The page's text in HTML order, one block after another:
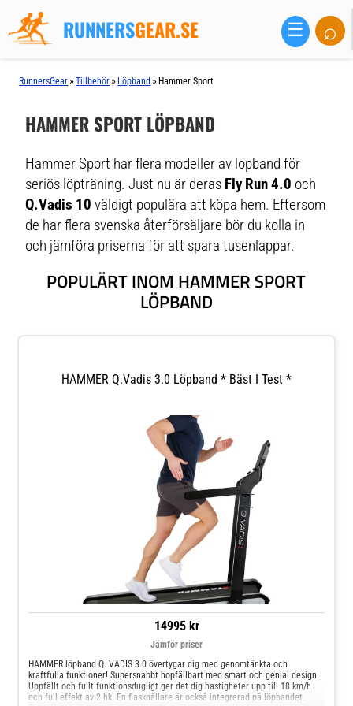
RUNNERSGEAR.SE ☰ ⌕
RunnersGear »Tillbehör » Löpband » Hammer Sport
HAMMER SPORT LÖPBAND
Hammer Sport har flera modeller av löpband för
seriös löpträning. Just nu är deras Fly Run 4.0 och
Q.Vadis 10 väldigt populära att köpa hem. Eftersom
de har flera svenska återförsäljare bör du kolla in
och jämföra priserna för att spara tusenlappar.
POPULÄRT INOM HAMMER SPORT
LÖPBAND
HAMMER Q.Vadis 3.0 Löpband * Bäst I Test *
14995 kr
Jämför priser
HAMMER löpband Q. VADIS 3.0 övertygar dig med genomtänkta och
kraftfulla funktioner! Supersnabbt hopfällbart med smart och genial design.
Uppfällt och fullt funktionsdugligt ger det dig hastigheter upp till 18 km/h
och full effekt av 2 hk. En flaskhållare är också integrerad på löpbandet.